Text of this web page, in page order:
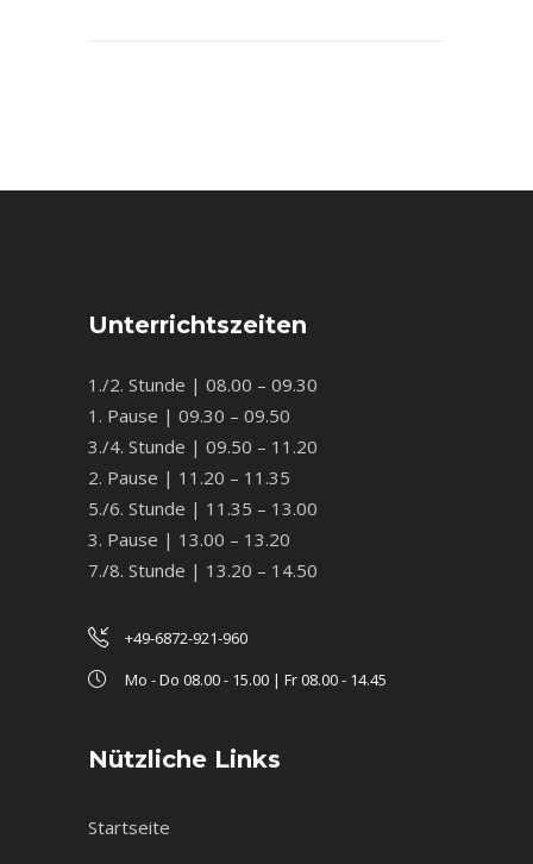
Unterrichtszeiten
1./2. Stunde | 08.00 – 09.30
1. Pause | 09.30 – 09.50
3./4. Stunde | 09.50 – 11.20
2. Pause | 11.20 – 11.35
5./6. Stunde | 11.35 – 13.00
3. Pause | 13.00 – 13.20
7./8. Stunde | 13.20 – 14.50
+49-6872-921-960
Mo - Do 08.00 - 15.00 | Fr 08.00 - 14.45
Nützliche Links
Startseite